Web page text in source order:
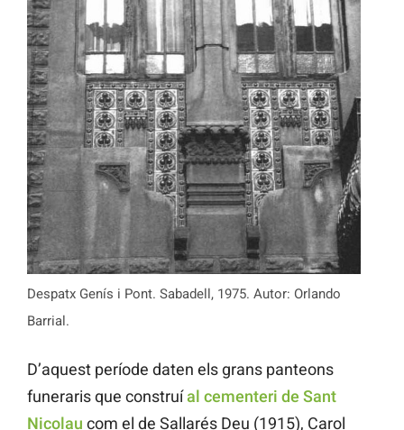
Despatx Genís i Pont. Sabadell, 1975. Autor: Orlando
Barrial.
D’aquest període daten els grans panteons
funeraris que construíal cementeri de Sant
Nicolau com el de Sallarés Deu (1915), Carol